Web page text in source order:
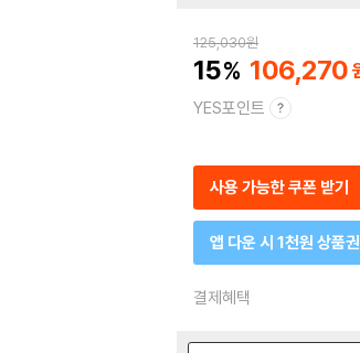
125,030원
15 106,270
YES포인트
사용 가능한 쿠폰 받기
앱 다운 시 1천원 상품권
결제혜택